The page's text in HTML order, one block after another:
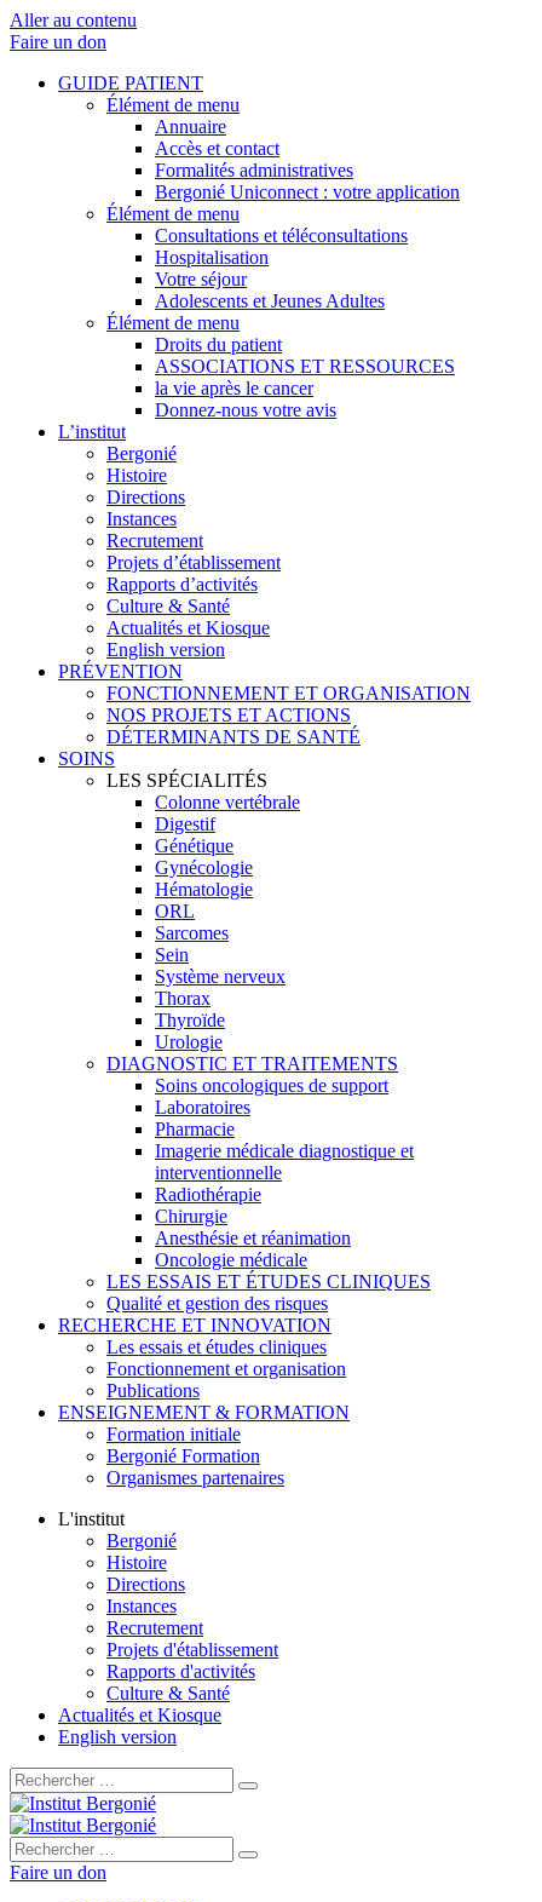
Aller au contenu
Faire un don
GUIDE PATIENT
Élément de menu
Annuaire
Accès et contact
Formalités administratives
Bergonié Uniconnect : votre application
Élément de menu
Consultations et téléconsultations
Hospitalisation
Votre séjour
Adolescents et Jeunes Adultes
Élément de menu
Droits du patient
ASSOCIATIONS ET RESSOURCES
la vie après le cancer
Donnez-nous votre avis
L’institut
Bergonié
Histoire
Directions
Instances
Recrutement
Projets d’établissement
Rapports d’activités
Culture & Santé
Actualités et Kiosque
English version
PRÉVENTION
FONCTIONNEMENT ET ORGANISATION
NOS PROJETS ET ACTIONS
DÉTERMINANTS DE SANTÉ
SOINS
LES SPÉCIALITÉS
Colonne vertébrale
Digestif
Génétique
Gynécologie
Hématologie
ORL
Sarcomes
Sein
Système nerveux
Thorax
Thyroïde
Urologie
DIAGNOSTIC ET TRAITEMENTS
Soins oncologiques de support
Laboratoires
Pharmacie
Imagerie médicale diagnostique et
interventionnelle
Radiothérapie
Chirurgie
Anesthésie et réanimation
Oncologie médicale
LES ESSAIS ET ÉTUDES CLINIQUES
Qualité et gestion des risques
RECHERCHE ET INNOVATION
Les essais et études cliniques
Fonctionnement et organisation
Publications
ENSEIGNEMENT & FORMATION
Formation initiale
Bergonié Formation
Organismes partenaires
L'institut
Bergonié
Histoire
Directions
Instances
Recrutement
Projets d'établissement
Rapports d'activités
Culture & Santé
Actualités et Kiosque
English version
Rechercher :
Rechercher :
Faire un don